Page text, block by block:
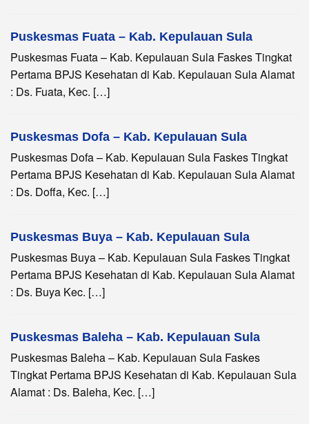
Puskesmas Fuata – Kab. Kepulauan Sula
Puskesmas Fuata – Kab. Kepulauan Sula Faskes Tingkat
Pertama BPJS Kesehatan di Kab. Kepulauan Sula Alamat
: Ds. Fuata, Kec. […]
Puskesmas Dofa – Kab. Kepulauan Sula
Puskesmas Dofa – Kab. Kepulauan Sula Faskes Tingkat
Pertama BPJS Kesehatan di Kab. Kepulauan Sula Alamat
: Ds. Doffa, Kec. […]
Puskesmas Buya – Kab. Kepulauan Sula
Puskesmas Buya – Kab. Kepulauan Sula Faskes Tingkat
Pertama BPJS Kesehatan di Kab. Kepulauan Sula Alamat
: Ds. Buya Kec. […]
Puskesmas Baleha – Kab. Kepulauan Sula
Puskesmas Baleha – Kab. Kepulauan Sula Faskes
Tingkat Pertama BPJS Kesehatan di Kab. Kepulauan Sula
Alamat : Ds. Baleha, Kec. […]